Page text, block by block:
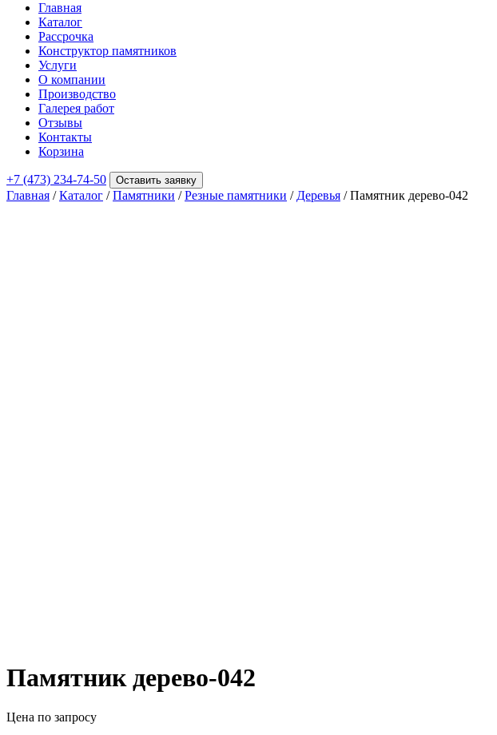
Главная
Каталог
Рассрочка
Конструктор памятников
Услуги
О компании
Производство
Галерея работ
Отзывы
Контакты
Корзина
+7 (473) 234-74-50 Оставить заявку
Главная /Каталог /Памятники /Резные памятники / Деревья / Памятник дерево-042
Памятник дерево-042
Цена по запросу